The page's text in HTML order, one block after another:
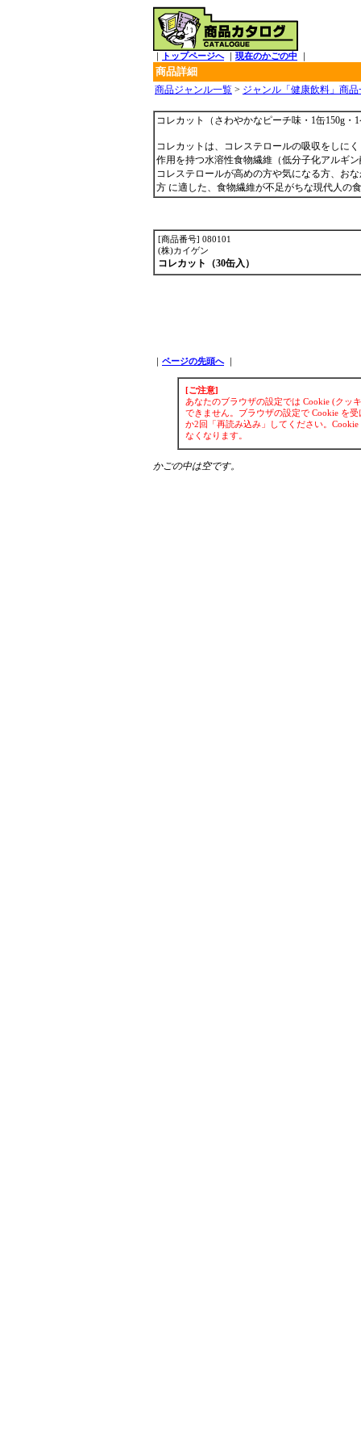
トップページへ｜ 現在のかごの中
商品詳細
商品ジャンル一覧 > ジャンル「健康飲料」商品
コレカット（さわやかなピーチ味・1缶150g・
コレカットは、コレステロールの吸収をしに
作用を持つ水溶性食物繊維（低分子化アルギ
コレステロールが高めの方や気になる方、お
方 に適した、食物繊維が不足がちな現代人の
[商品番号] 080101
(株)カイゲン
コレカット（30缶入）
ページの先頭へ｜
[ご注意]
あなたのブラウザの設定では Cookie (クッ
できません。ブラウザの設定で Cookie を
か2回「再読み込み」してください。
なくなります。
かごの中は空です。